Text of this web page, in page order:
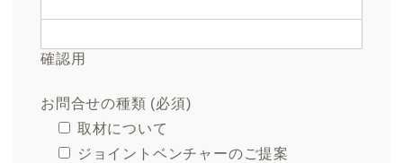
確認用
お問合せの種類 (必須)
取材について
ジョイントベンチャーのご提案